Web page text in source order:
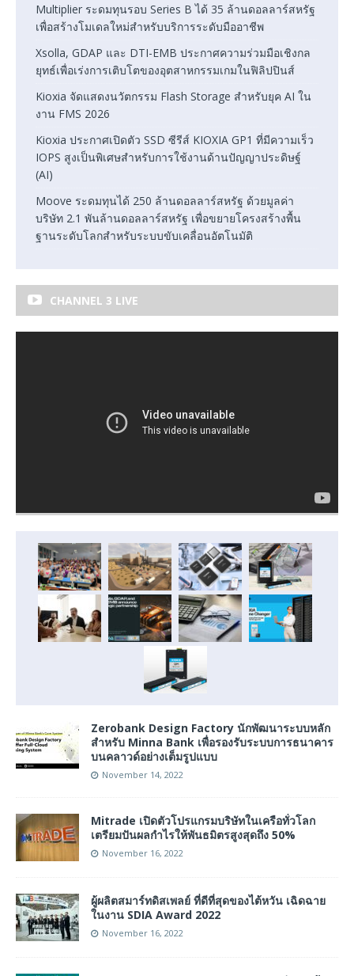
Multiplier ระดมทุนรอบ Series B ได้ 35 ล้านดอลลาร์สหรัฐ
เพื่อสร้างโมเดลใหม่สำหรับบริการระดับมืออาชีพ
Xsolla, GDAP และ DTI-EMB ประกาศความร่วมมือเชิงกล
ยุทธ์เพื่อเร่งการเติบโตของอุตสาหกรรมเกมในฟิลิปปินส์
Kioxia จัดแสดงนวัตกรรม Flash Storage สำหรับยุค AI ใน
งาน FMS 2026
Kioxia ประกาศเปิดตัว SSD ซีรีส์ KIOXIA GP1 ที่มีความเร็ว
IOPS สูงเป็นพิเศษสำหรับการใช้งานด้านปัญญาประดิษฐ์
(AI)
Moove ระดมทุนได้ 250 ล้านดอลลาร์สหรัฐ ด้วยมูลค่า
บริษัท 2.1 พันล้านดอลลาร์สหรัฐ เพื่อขยายโครงสร้างพื้น
ฐานระดับโลกสำหรับระบบขับเคลื่อนอัตโนมัติ
CHANNEL 3 LIVE
Zerobank Design Factory นักพัฒนาระบบหลัก
สำหรับ Minna Bank เพื่อรองรับระบบการธนาคาร
บนคลาวด์อย่างเต็มรูปแบบ
November 14, 2022
Mitrade เปิดตัวโปรแกรมบริษัทในเครือทั่วโลก
เตรียมปันผลกำไรให้พันธมิตรสูงสุดถึง 50%
November 16, 2022
ผู้ผลิตสมาร์ทดิสเพลย์ ที่ดีที่สุดของไต้หวัน เฉิดฉาย
ในงาน SDIA Award 2022
November 16, 2022